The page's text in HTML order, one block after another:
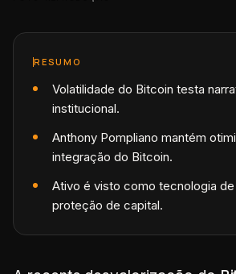
RESUMO
Volatilidade do Bitcoin testa
institucional.
Anthony Pompliano mantém
integração do Bitcoin.
Ativo é visto como tecnologia
proteção de capital.